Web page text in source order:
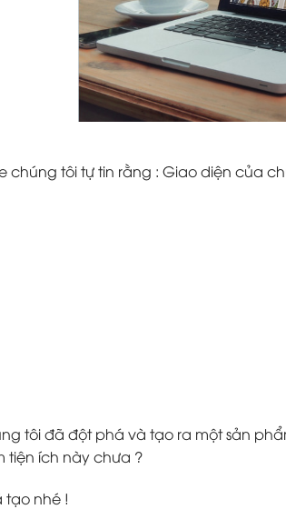
chúng tôi tự tin rằng : Giao diện của
tôi đã đột phá và tạo ra một sản
tiện ích này chưa ?
tạo nhé !